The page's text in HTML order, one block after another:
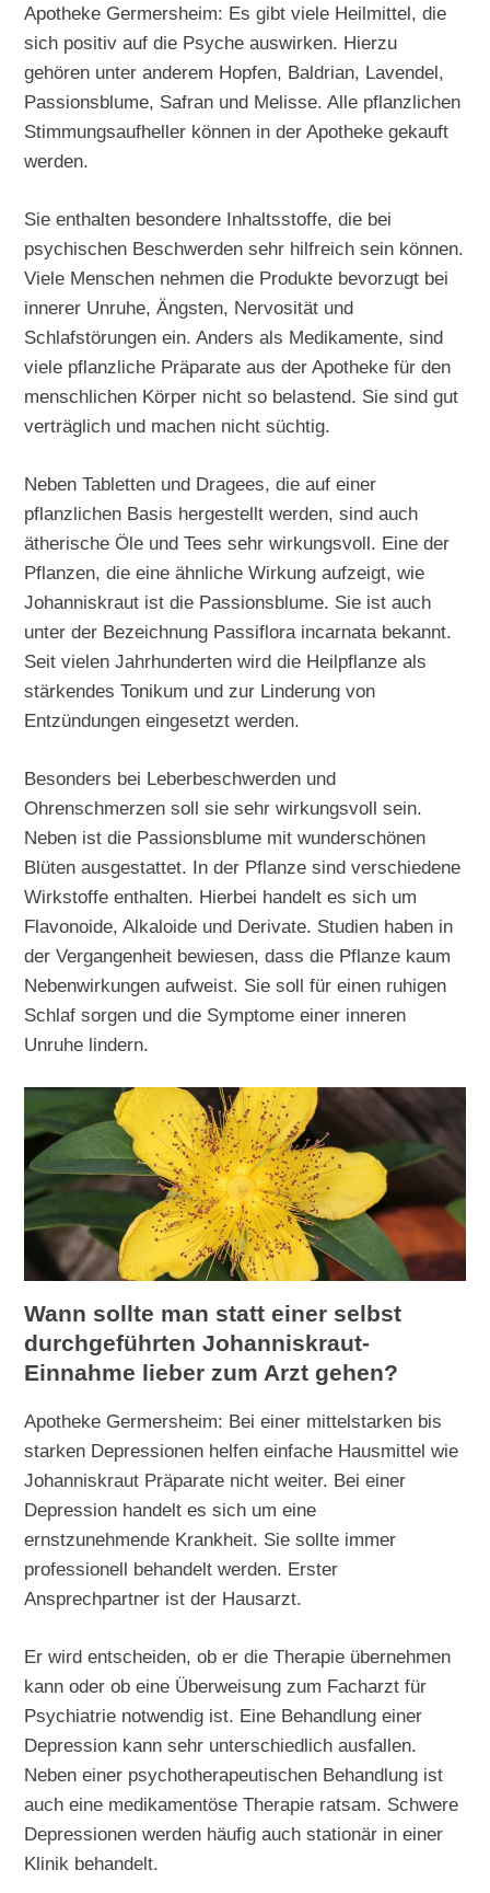
Apotheke Germersheim: Es gibt viele Heilmittel, die
sich positiv auf die Psyche auswirken. Hierzu
gehören unter anderem Hopfen, Baldrian, Lavendel,
Passionsblume, Safran und Melisse. Alle pflanzlichen
Stimmungsaufheller können in der Apotheke gekauft
werden.
Sie enthalten besondere Inhaltsstoffe, die bei
psychischen Beschwerden sehr hilfreich sein können.
Viele Menschen nehmen die Produkte bevorzugt bei
innerer Unruhe, Ängsten, Nervosität und
Schlafstörungen ein. Anders als Medikamente, sind
viele pflanzliche Präparate aus der Apotheke für den
menschlichen Körper nicht so belastend. Sie sind gut
verträglich und machen nicht süchtig.
Neben Tabletten und Dragees, die auf einer
pflanzlichen Basis hergestellt werden, sind auch
ätherische Öle und Tees sehr wirkungsvoll. Eine der
Pflanzen, die eine ähnliche Wirkung aufzeigt, wie
Johanniskraut ist die Passionsblume. Sie ist auch
unter der Bezeichnung Passiflora incarnata bekannt.
Seit vielen Jahrhunderten wird die Heilpflanze als
stärkendes Tonikum und zur Linderung von
Entzündungen eingesetzt werden.
Besonders bei Leberbeschwerden und
Ohrenschmerzen soll sie sehr wirkungsvoll sein.
Neben ist die Passionsblume mit wunderschönen
Blüten ausgestattet. In der Pflanze sind verschiedene
Wirkstoffe enthalten. Hierbei handelt es sich um
Flavonoide, Alkaloide und Derivate. Studien haben in
der Vergangenheit bewiesen, dass die Pflanze kaum
Nebenwirkungen aufweist. Sie soll für einen ruhigen
Schlaf sorgen und die Symptome einer inneren
Unruhe lindern.
Wann sollte man statt einer selbst
durchgeführten Johanniskraut-
Einnahme lieber zum Arzt gehen?
Apotheke Germersheim: Bei einer mittelstarken bis
starken Depressionen helfen einfache Hausmittel wie
Johanniskraut Präparate nicht weiter. Bei einer
Depression handelt es sich um eine
ernstzunehmende Krankheit. Sie sollte immer
professionell behandelt werden. Erster
Ansprechpartner ist der Hausarzt.
Er wird entscheiden, ob er die Therapie übernehmen
kann oder ob eine Überweisung zum Facharzt für
Psychiatrie notwendig ist. Eine Behandlung einer
Depression kann sehr unterschiedlich ausfallen.
Neben einer psychotherapeutischen Behandlung ist
auch eine medikamentöse Therapie ratsam. Schwere
Depressionen werden häufig auch stationär in einer
Klinik behandelt.